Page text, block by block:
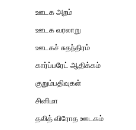
ஊடக அறம்
ஊடக வரலாறு
ஊடகச் சுதந்திரம்
கார்ப்பரேட் ஆதிக்கம்
குறும்பதிவுகள்
சினிமா
தலித் விரோத ஊடகம்